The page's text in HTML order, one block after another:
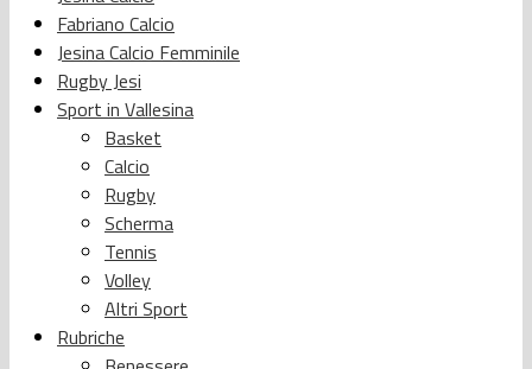
Fabriano Calcio
Jesina Calcio Femminile
Rugby Jesi
Sport in Vallesina
Basket
Calcio
Rugby
Scherma
Tennis
Volley
Altri Sport
Rubriche